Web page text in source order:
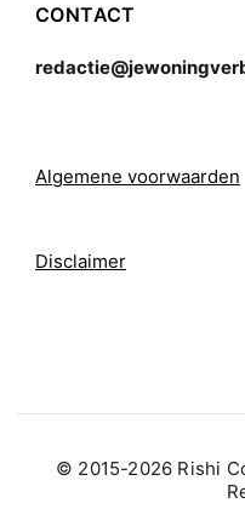
CONTACT
Algemene voorwaarden
Disclaimer
© 2015-2026 Rishi